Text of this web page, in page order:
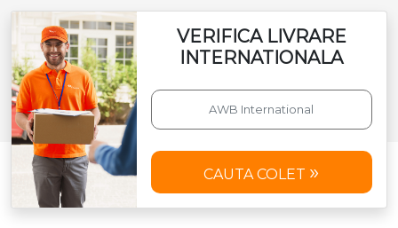
ABONEAZA-TE LA NEWSLETTER
Primeste cele mai noi oferte TabitaTour
MA ABONEZ
*Sunt de acord să primesc oferte comerciale pe